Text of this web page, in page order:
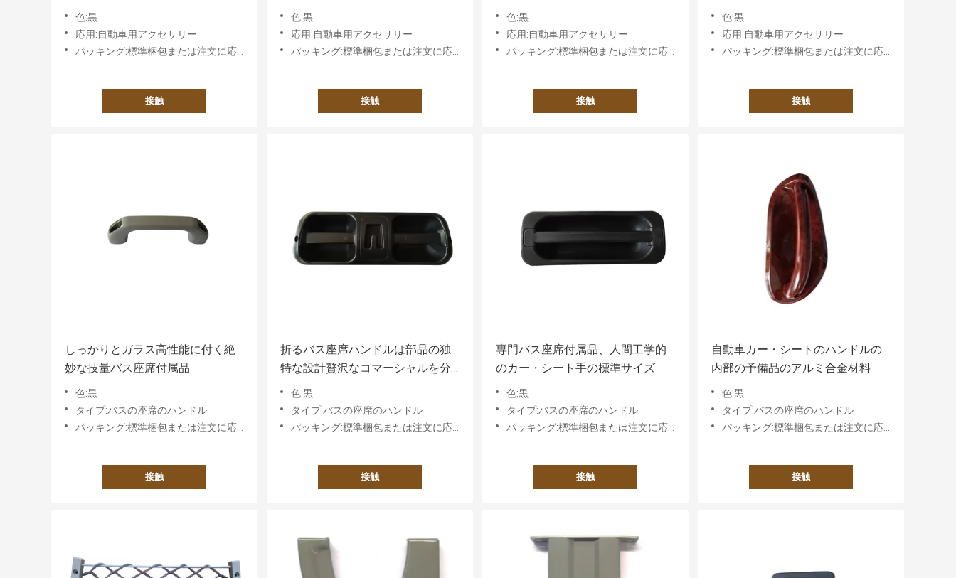
きる
色:黒
応用:自動車用アクセサリー
パッキング:標準梱包または注文に応じた要件に基づく
接触
容易な設置プラスチック フレーム
色:黒
応用:自動車用アクセサリー
パッキング:標準梱包または注文に応じた要件に基づく
接触
体構造
色:黒
応用:自動車用アクセサリー
パッキング:標準梱包または注文に応じた要件に基づく
接触
物質的な反摩擦衝撃吸収性
色:黒
応用:自動車用アクセサリー
パッキング:標準梱包または注文に応じた要件に基づく
接触
しっかりとガラス高性能に付く絶
妙な技量バス座席付属品
色:黒
タイプ:バスの座席のハンドル
パッキング:標準梱包または注文に応じた要件に基づく
接触
折るバス座席ハンドルは部品の独
特な設計贅沢なコマーシャルを分
けます
色:黒
タイプ:バスの座席のハンドル
パッキング:標準梱包または注文に応じた要件に基づく
接触
専門バス座席付属品、人間工学的
のカー・シート手の標準サイズ
色:黒
タイプ:バスの座席のハンドル
パッキング:標準梱包または注文に応じた要件に基づく
接触
自動車カー・シートのハンドルの
内部の予備品のアルミ合金材料
色:黒
タイプ:バスの座席のハンドル
パッキング:標準梱包または注文に応じた要件に基づく
接触